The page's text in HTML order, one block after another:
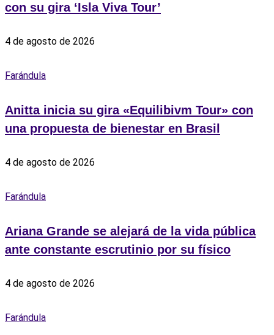
con su gira ‘Isla Viva Tour’
4 de agosto de 2026
Farándula
Anitta inicia su gira «Equilibivm Tour» con
una propuesta de bienestar en Brasil
4 de agosto de 2026
Farándula
Ariana Grande se alejará de la vida pública
ante constante escrutinio por su físico
4 de agosto de 2026
Farándula